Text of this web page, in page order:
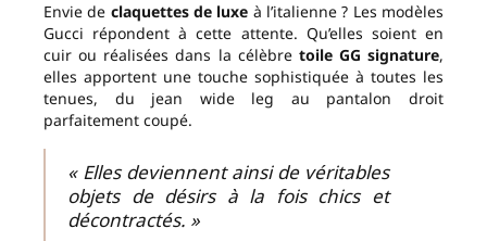
Envie de claquettes de luxe à l’italienne ? Les modèles
Gucci répondent à cette attente. Qu’elles soient en
cuir ou réalisées dans la célèbre toile GG signature,
elles apportent une touche sophistiquée à toutes les
tenues, du jean wide leg au pantalon droit
parfaitement coupé.
« Elles deviennent ainsi de véritables
objets de désirs à la fois chics et
décontractés. »